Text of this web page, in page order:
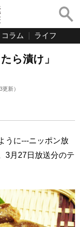
コラム ライフ
たら漬け」
更新）
うに---ニッポン放
3月27日放送分のテ